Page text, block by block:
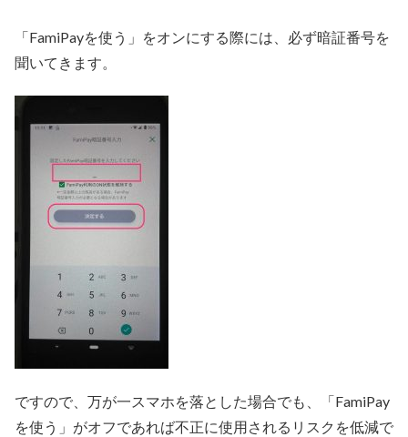
「FamiPayを使う」をオンにする際には、必ず暗証番号を
聞いてきます。
ですので、万が一スマホを落とした場合でも、「FamiPay
を使う」がオフであれば不正に使用されるリスクを低減で